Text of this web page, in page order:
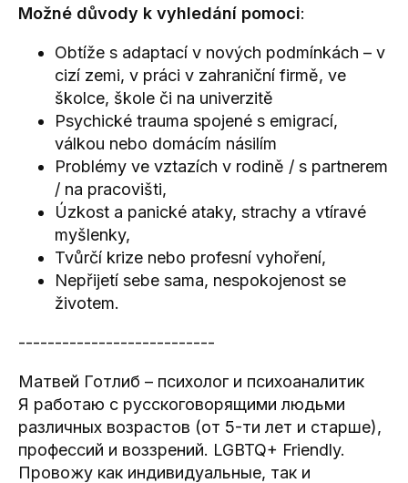
Možné důvody k vyhledání pomoci:
Obtíže s adaptací v nových podmínkách – v
cizí zemi, v práci v zahraniční firmě, ve
školce, škole či na univerzitě
Psychické trauma spojené s emigrací,
válkou nebo domácím násilím
Problémy ve vztazích v rodině / s partnerem
/ na pracovišti,
Úzkost a panické ataky, strachy a vtíravé
myšlenky,
Tvůrčí krize nebo profesní vyhoření,
Nepřijetí sebe sama, nespokojenost se
životem.
---------------------------
Матвей Готлиб – психолог и психоаналитик
Я работаю с русскоговорящими людьми
различных возрастов (от 5-ти лет и старше),
профессий и воззрений. LGBTQ+ Friendly.
Провожу как индивидуальные, так и